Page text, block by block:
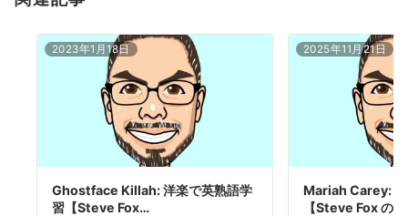
2023年1月18日
Ghostface Killah: 洋楽で英熟語学
習【Steve Fox…
2025年11月21日
Mariah Carey:
【Steve Fox の